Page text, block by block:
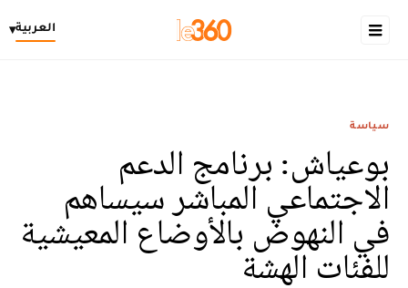
العربية▾
سياسة
بوعياش: برنامج الدعم
الاجتماعي المباشر سيساهم
في النهوض بالأوضاع المعيشية
للفئات الهشة